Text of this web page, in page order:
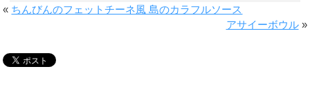
« ちんびんのフェットチーネ風 島のカラフルソース
アサイーボウル»